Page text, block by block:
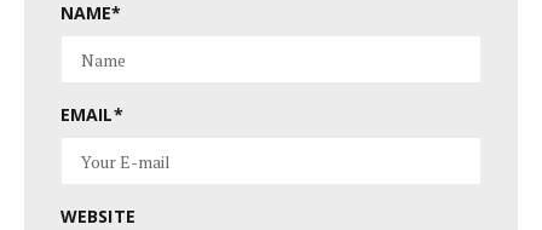
NAME*
EMAIL*
WEBSITE